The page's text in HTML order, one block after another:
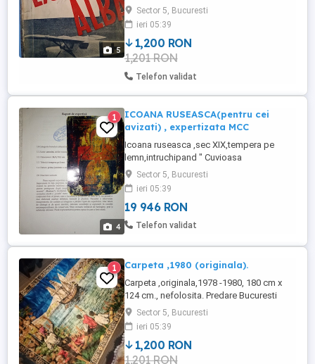
5
librariilor) , cu dedicatie si semnatura
autor . Predarea se v a face in Bucuresti
,13 Septembrie.
Sector 5, Bucuresti
ieri 05:39
1,200 RON
1,201 RON
Telefon validat
4
1
ICOANA RUSEASCA(pentru cei
avizati) , expertizata MCC
Icoana ruseasca ,sec XIX,tempera pe
lemn,intruchipand " Cuvioasa
Marina",expertizata 2006 , expert V. Bulat
expert MCC.
Sector 5, Bucuresti
ieri 05:39
19 946 RON
Telefon validat
1 Carpeta ,1980 (originala).
Carpeta ,originala,1978 -1980, 180 cm x
124 cm., nefolosita. Predare Bucuresti
Sector 5, Bucuresti
ieri 05:39
1,200 RON
1,201 RON